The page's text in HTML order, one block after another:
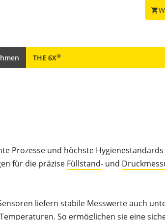
shopping_cart
THE 6X®
Prozesse und höchste Hygienestandards
für die präzise Füllstand- und
liefern stabile Messwerte auch
So ermöglichen sie eine